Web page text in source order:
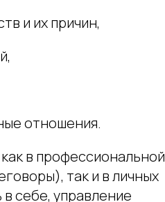
и их причин,
отношения.
в профессиональной
так и в личных
себе, управление